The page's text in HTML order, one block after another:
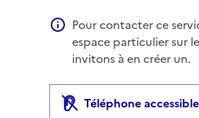
Information
Pour contacter ce
espace particulier sur
invitons à en créer un.
Téléphone accessible